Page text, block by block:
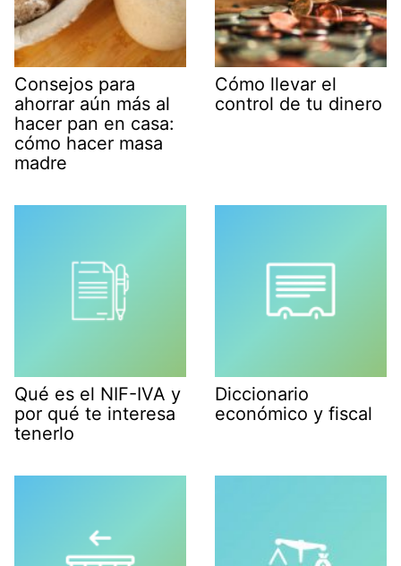
Consejos para
ahorrar aún más al
hacer pan en casa:
cómo hacer masa
madre
Cómo llevar el
control de tu dinero
Qué es el NIF-IVA y
por qué te interesa
tenerlo
Diccionario
económico y fiscal